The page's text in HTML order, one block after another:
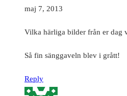
maj 7, 2013
Vilka härliga bilder från er dag
Så fin sänggaveln blev i grått!
Reply